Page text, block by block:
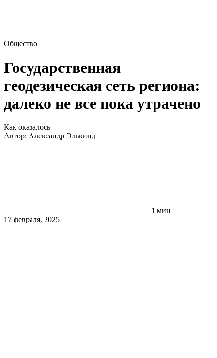
Общество
Государственная
геодезическая сеть региона:
далеко не все пока утрачено
Как оказалось
Автор: Александр Элькинд
1 мин
17 февраля, 2025